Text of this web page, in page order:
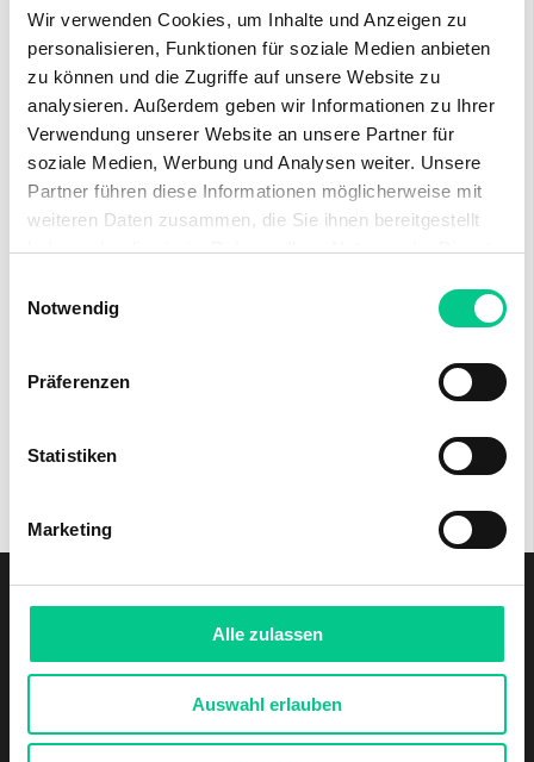
Wir verwenden Cookies, um Inhalte und Anzeigen zu
personalisieren, Funktionen für soziale Medien anbieten
zu können und die Zugriffe auf unsere Website zu
analysieren. Außerdem geben wir Informationen zu Ihrer
Verwendung unserer Website an unsere Partner für
soziale Medien, Werbung und Analysen weiter. Unsere
Partner führen diese Informationen möglicherweise mit
weiteren Daten zusammen, die Sie ihnen bereitgestellt
haben oder die sie im Rahmen Ihrer Nutzung der Dienste
Notwendig
Präferenzen
Statistiken
Marketing
Alle zulassen
Auswahl erlauben
Ausstattung
Aussicht Lift
Parkplatz Wasseranschluss
Garage
Öffentl. Verkehr:
1100 m